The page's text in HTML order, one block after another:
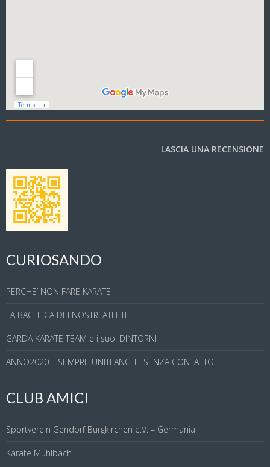
LASCIA UNA RECENSIONE
CURIOSANDO
PERCHE’ NON FARE KARATE
LA BACHECA DEI NOSTRI ATLETI
GARDA KARATE TEAM e i suoi DINTORNI
ANNO2020 – SEMPRE UNITI ANCHE SENZA CONTATTO
CLUB AMICI
Sportverein Gendorf Burgkirchen e.V. – Germania
Karate Mühlbach